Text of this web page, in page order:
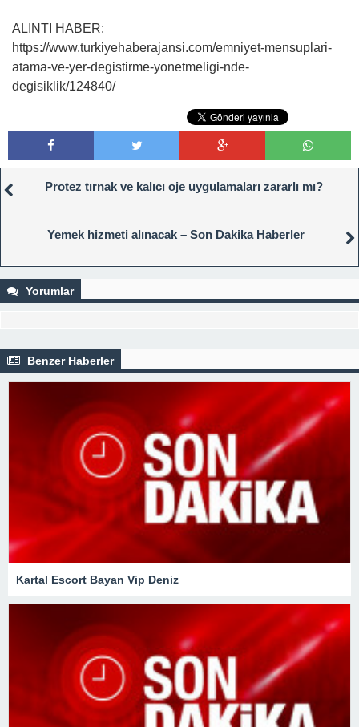
ALINTI HABER:
https://www.turkiyehaberajansi.com/emniyet-mensuplari-
atama-ve-yer-degistirme-yonetmeligi-nde-
degisiklik/124840/
Protez tırnak ve kalıcı oje uygulamaları zararlı mı?
Yemek hizmeti alınacak – Son Dakika Haberler
Yorumlar
Benzer Haberler
Kartal Escort Bayan Vip Deniz